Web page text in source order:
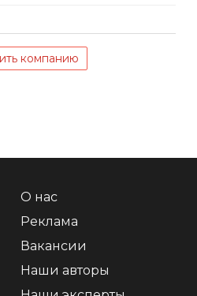
компанию
О нас
Реклама
Вакансии
Наши авторы